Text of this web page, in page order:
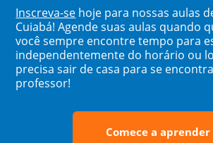
Inscreva-se hoje para nossas aulas
Cuiabá! Agende suas aulas quando
você sempre encontre tempo para
independentemente do horário ou
precisa sair de casa para se
professor!
Comece a aprender